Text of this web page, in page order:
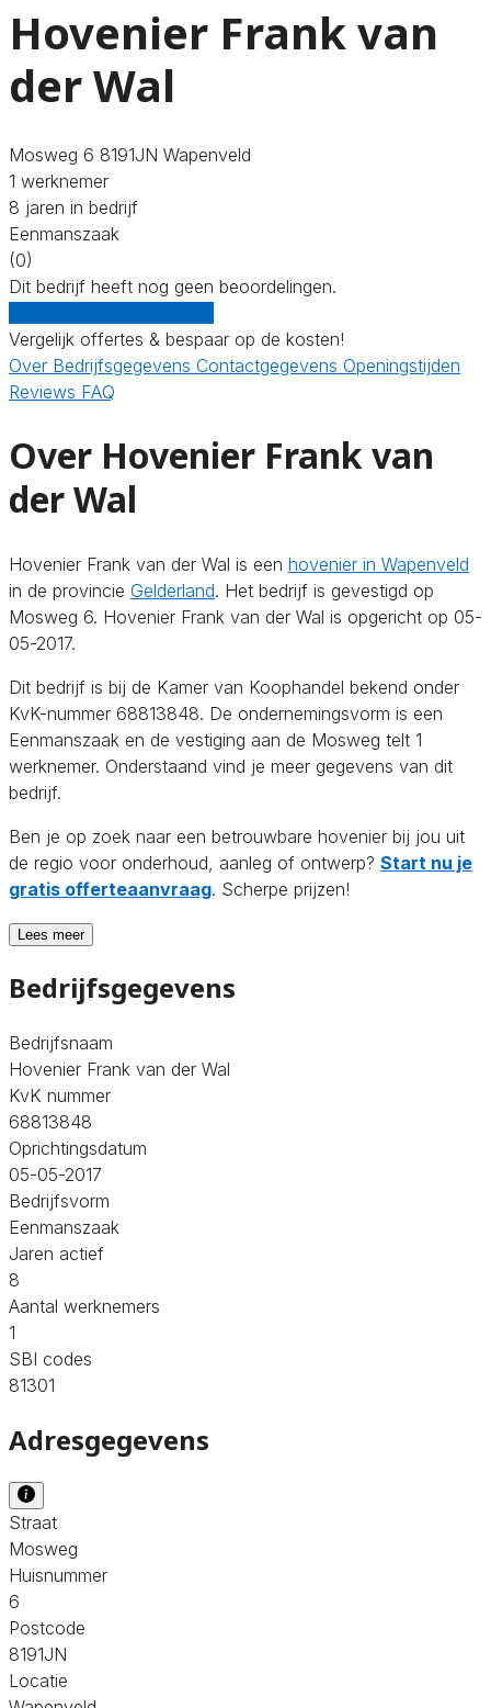
Hovenier Frank van
der Wal
Mosweg 6 8191JN Wapenveld
1 werknemer
8 jaren in bedrijf
Eenmanszaak
(0)
Dit bedrijf heeft nog geen beoordelingen.
Vergelijk offertes & bespaar op de kosten!
Over Bedrijfsgegevens Contactgegevens Openingstijden
Reviews FAQ
Over Hovenier Frank van
der Wal
Hovenier Frank van der Wal is een hovenier in Wapenveld
in de provincie Gelderland. Het bedrijf is gevestigd op
Mosweg 6. Hovenier Frank van der Wal is opgericht op 05-
05-2017.
Dit bedrijf is bij de Kamer van Koophandel bekend onder
KvK-nummer 68813848. De ondernemingsvorm is een
Eenmanszaak en de vestiging aan de Mosweg telt 1
werknemer. Onderstaand vind je meer gegevens van dit
bedrijf.
Ben je op zoek naar een betrouwbare hovenier bij jou uit
de regio voor onderhoud, aanleg of ontwerp? Start nu je
gratis offerteaanvraag. Scherpe prijzen!
Lees meer
Bedrijfsgegevens
Bedrijfsnaam
Hovenier Frank van der Wal
KvK nummer
68813848
Oprichtingsdatum
05-05-2017
Bedrijfsvorm
Eenmanszaak
Jaren actief
8
Aantal werknemers
1
SBI codes
81301
Adresgegevens
Straat
Mosweg
Huisnummer
6
Postcode
8191JN
Locatie